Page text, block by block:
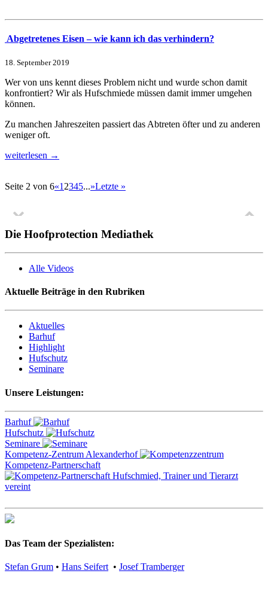
Abgetretenes Eisen – wie kann ich das verhindern?
18. September 2019
Wer von uns kennt dieses Problem nicht und wurde schon damit
konfrontiert? Wir als Hufschmiede müssen damit immer umgehen
können.
Zu manchen Jahreszeiten passiert das Abtreten öfter und zu anderen
weniger oft.
weiterlesen →
Seite 2 von 6«1 2345...»Letzte »
Die Hoofprotection Mediathek
Alle Videos
Aktuelle Beiträge in den Rubriken
Aktuelles
Barhuf
Highlight
Hufschutz
Seminare
Unsere Leistungen:
Barhuf
Hufschutz
Seminare
Kompetenz-Zentrum Alexanderhof
Kompetenz-Partnerschaft
Das Team der Spezialisten:
Stefan Grum • Hans Seifert • Josef Tramberger